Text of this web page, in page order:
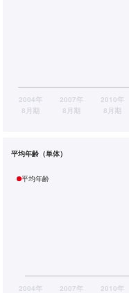
平均年齢（単体）
平均年齢